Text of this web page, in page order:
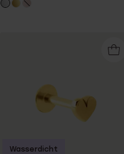
Wasserdicht